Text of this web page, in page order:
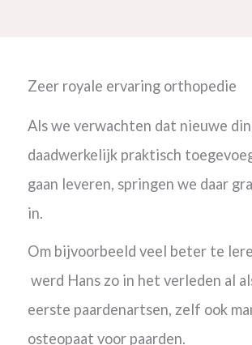
Zeer royale ervaring orthopedie
Als we verwachten dat nieuwe
daadwerkelijk praktisch
gaan leveren, springen we daar
in.
Om bijvoorbeeld veel beter te
werd Hans zo in het verleden al
eerste paardenartsen, zelf ook
osteopaat voor paarden.